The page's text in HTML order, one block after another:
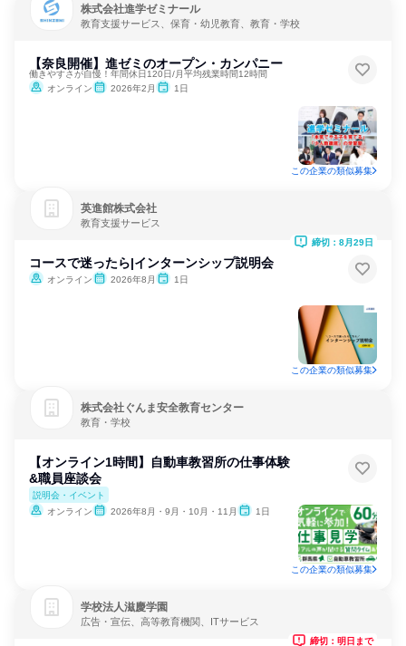
株式会社進学ゼミナール
教育支援サービス、保育・幼児教育、教育・学校
【奈良開催】進ゼミのオープン・カンパニー
働きやすさが自慢！年間休日120日/月平均残業時間12時間
オンライン
2026年2月 1日
この企業の類似募集
英進館株式会社
教育支援サービス
コースで迷ったら|インターンシップ説明会
オンライン 2026年8月 1日
締切：8月29日
この企業の類似募集
株式会社ぐんま安全教育センター
教育・学校
【オンライン1時間】自動車教習所の仕事体験
&職員座談会
説明会・イベント
オンライン
2026年8月・9月・10月・11月 1日
この企業の類似募集
学校法人滋慶学園
広告・宣伝、高等教育機関、ITサービス
締切：明日まで